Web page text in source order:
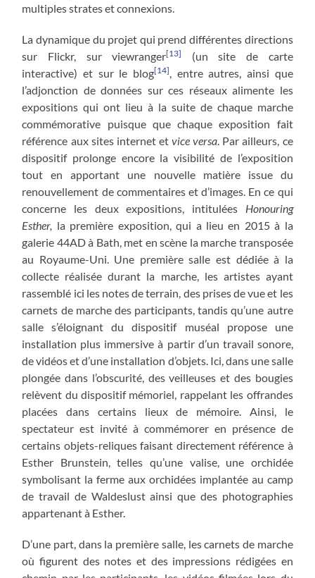
multiples strates et connexions.
La dynamique du projet qui prend différentes directions
sur Flickr, sur viewranger[13]
(un site de carte
interactive) et sur le blog[14]
, entre autres, ainsi que
l’adjonction de données sur ces réseaux alimente les
expositions qui ont lieu à la suite de chaque marche
commémorative puisque que chaque exposition fait
référence aux sites internet etvice versa . Par ailleurs, ce
dispositif prolonge encore la visibilité de l’exposition
tout en apportant une nouvelle matière issue du
renouvellement de commentaires et d’images. En ce qui
concerne les deux expositions, intitulées Honouring
Esther, la première exposition, qui a lieu en 2015 à la
galerie 44AD à Bath, met en scène la marche transposée
au Royaume-Uni. Une première salle est dédiée à la
collecte réalisée durant la marche, les artistes ayant
rassemblé ici les notes de terrain, des prises de vue et les
carnets de marche des participants, tandis qu’une autre
salle s’éloignant du dispositif muséal propose une
installation plus immersive à partir d’un travail sonore,
de vidéos et d’une installation d’objets. Ici, dans une salle
plongée dans l’obscurité, des veilleuses et des bougies
relèvent du dispositif mémoriel, rappelant les offrandes
placées dans certains lieux de mémoire. Ainsi, le
spectateur est invité à commémorer en présence de
certains objets-reliques faisant directement référence à
Esther Brunstein, telles qu’une valise, une orchidée
symbolisant la ferme aux orchidées implantée au camp
de travail de Waldeslust ainsi que des photographies
appartenant à Esther.
D’une part, dans la première salle, les carnets de marche
où figurent des notes et des impressions rédigées en